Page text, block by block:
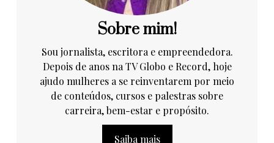
Sobre mim!
Sou jornalista, escritora e empreendedora.
Depois de anos na TV Globo e Record, hoje
ajudo mulheres a se reinventarem por meio
de conteúdos, cursos e palestras sobre
carreira, bem-estar e propósito.
Saiba mais